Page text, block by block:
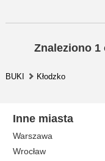
Znaleziono 1
BUKI Kłodzko
Inne miasta
Warszawa
Wrocław